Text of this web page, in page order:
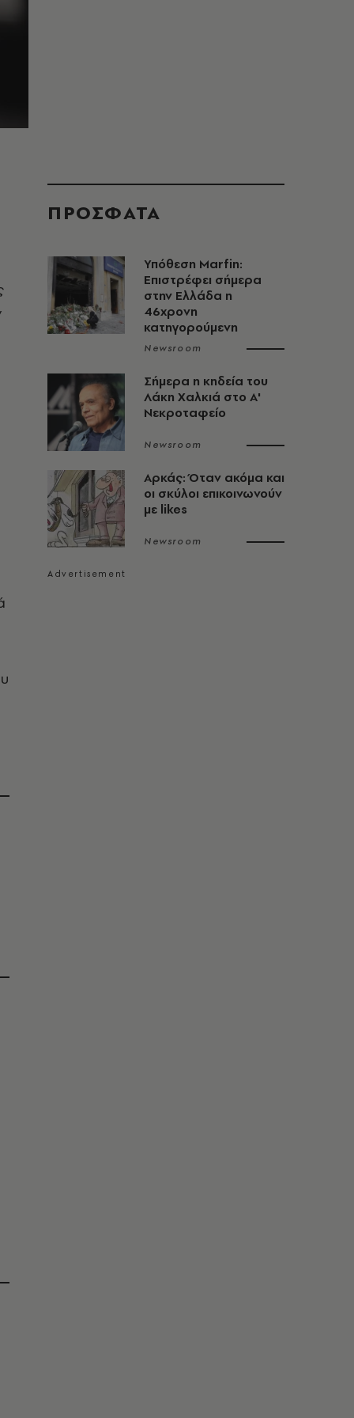
ΠΡΟΣΦΑΤΑ
Υπόθεση Marfin:
Επιστρέφει σήμερα
στην Ελλάδα η
46χρονη
κατηγορούμενη
Newsroom
Σήμερα η κηδεία του
Λάκη Χαλκιά στο Α'
Νεκροταφείο
Newsroom
Αρκάς: Όταν ακόμα και
οι σκύλοι επικοινωνούν
με likes
Newsroom